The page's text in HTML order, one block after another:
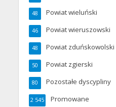
Powiat wieluński
48
Powiat wieruszowski
46
Powiat zduńskowolski
48
Powiat zgierski
50
Pozostałe dyscypliny
80
Promowane
2 545